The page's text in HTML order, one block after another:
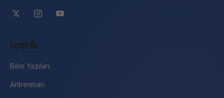
İçerik
Bilim Yazıları
Antrenman